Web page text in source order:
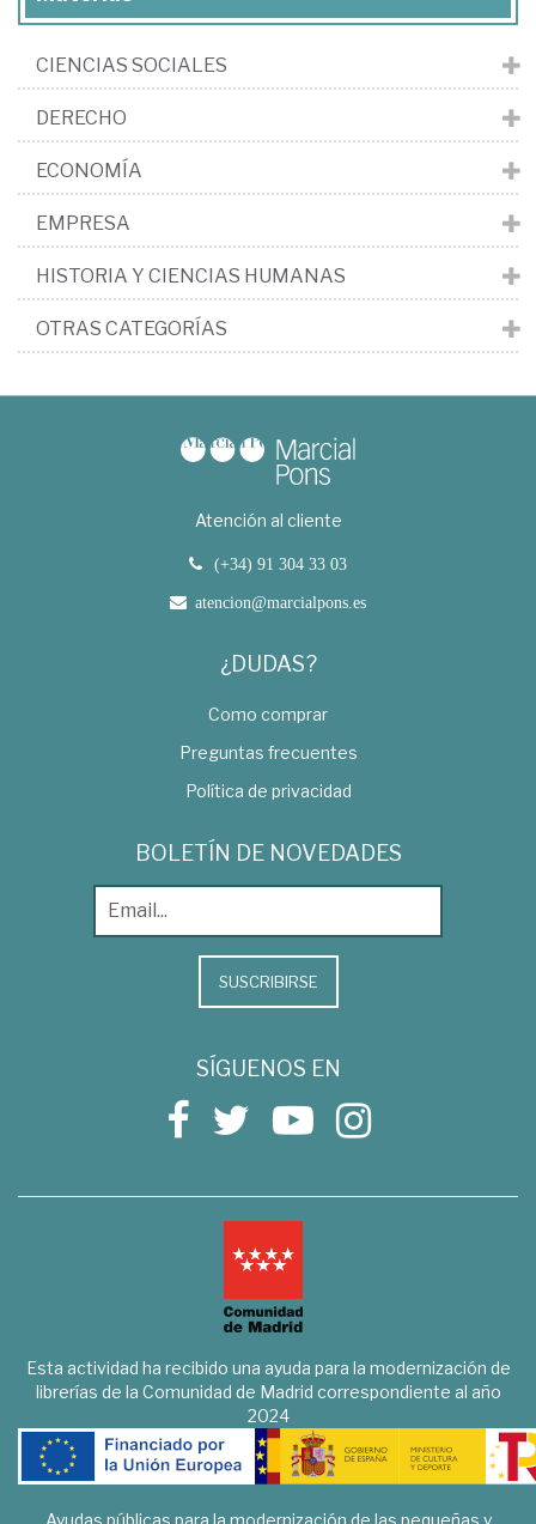
CIENCIAS SOCIALES
DERECHO
ECONOMÍA
EMPRESA
HISTORIA Y CIENCIAS HUMANAS
OTRAS CATEGORÍAS
Atención al cliente
(+34) 91 304 33 03
atencion@marcialpons.es
¿DUDAS?
Como comprar
Preguntas frecuentes
Política de privacidad
BOLETÍN DE NOVEDADES
SUSCRIBIRSE
SÍGUENOS EN
Esta actividad ha recibido una ayuda para la modernización de
librerías de la Comunidad de Madrid correspondiente al año
2024